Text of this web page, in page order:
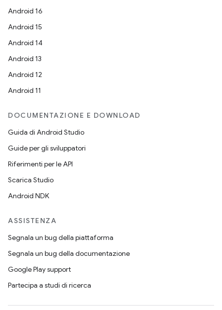
Android 16
Android 15
Android 14
Android 13
Android 12
Android 11
DOCUMENTAZIONE E DOWNLOAD
Guida di Android Studio
Guide per gli sviluppatori
Riferimenti per le API
Scarica Studio
Android NDK
ASSISTENZA
Segnala un bug della piattaforma
Segnala un bug della documentazione
Google Play support
Partecipa a studi di ricerca